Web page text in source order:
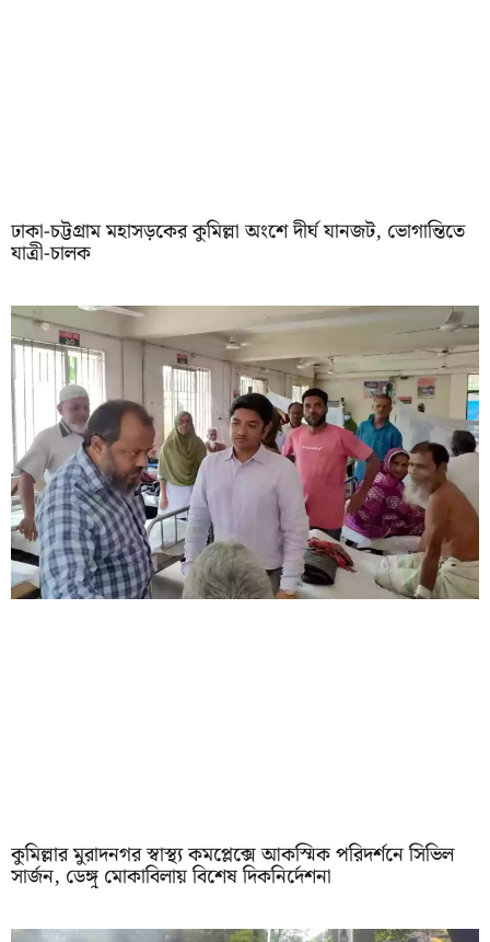
ঢাকা-চট্টগ্রাম মহাসড়কের কুমিল্লা অংশে দীর্ঘ যানজট, ভোগান্তিতে
যাত্রী-চালক
কুমিল্লার মুরাদনগর স্বাস্থ্য কমপ্লেক্সে আকস্মিক পরিদর্শনে সিভিল
সার্জন, ডেঙ্গু মোকাবিলায় বিশেষ দিকনির্দেশনা